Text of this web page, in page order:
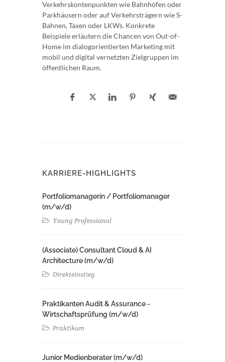
Verkehrskontenpunkten wie Bahnhöfen oder
Parkhäusern oder auf Verkehrsträgern wie S-
Bahnen, Taxen oder LKWs. Konkrete
Beispiele erläutern die Chancen von Out-of-
Home im dialogorientierten Marketing mit
mobil und digital vernetzten Zielgruppen im
öffentlichen Raum.
KARRIERE-HIGHLIGHTS
Portfoliomanagerin / Portfoliomanager
(m/w/d)
Young Professional
(Associate) Consultant Cloud & AI
Architecture (m/w/d)​ ​
Direkteinstieg
Praktikanten Audit & Assurance -
Wirtschaftsprüfung (m/w/d)
Praktikum
Junior Medienberater (m/w/d)